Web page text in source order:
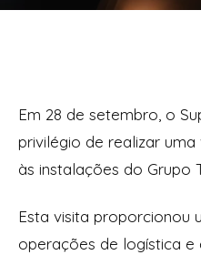
Em 28 de setembro, o
privilégio de realizar
às instalações do Grupo
Esta visita proporcionou
operações de logística e